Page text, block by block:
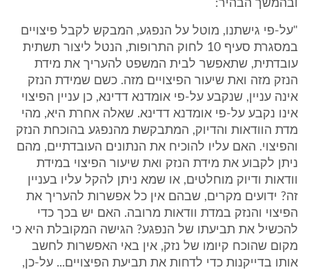
ובהמשך הבהיר:
"על-פי גישתנו, מוטל על הנפגע, המבקש לקבל פיצויים
במסגרת סעיף 10 לחוק התרופות, הנטל ליצור תשתית
עובדתית, שתאפשר לבית המשפט להעריך את מידת
הנזק מזה ואת שיעור הפיצויים מזה. כשם שמידת הנזק
אינה עניין, שנקבע על-פי אומדנא דדינא, כן עניין הפיצוי
אינו נקבע על-פי אומדנא דדינא. שאלה אחרת היא, מהי
מדת הוודאות והדיוק, המתבקשת מהנפגע בהוכחת הנזק
והפיצוי. האם עליו להוכיח את הנתונים העובדתיים, מהם
ניתן לקבוע את מידת הנזק ואת שיעור הפיצוי במידת
וודאות ודיוק מוחלטים, או שמא ניתן להקל עליו בעניין
זה? ידועים מקרים, שבהם אין כל אפשרות להעריך את
הפיצוי והנזק במדת וודאות מרובה. האם יש בכך כדי
להכשיל את תביעתו של הנפגע? הגישה המקובלת היא כי
מקום שהוכח קיומו של נזק, אין באי האפשרות לחשב
אותו בדייקנות כדי לדחות את תביעת הפיצויים... על-כן,